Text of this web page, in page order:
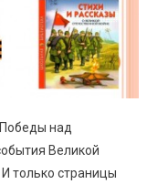
над
Великой
только страницы